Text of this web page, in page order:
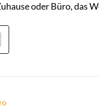
oder Büro, das